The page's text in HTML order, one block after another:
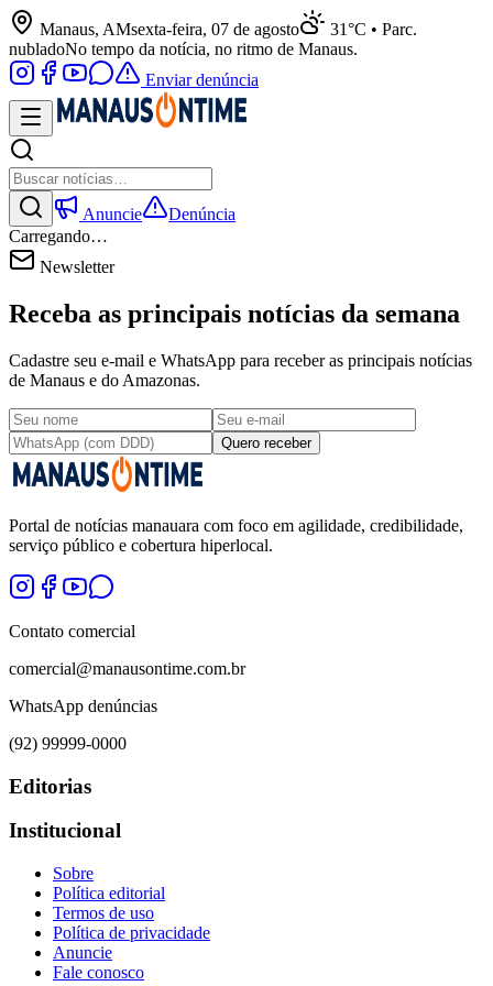
Manaus, AMsexta-feira, 07 de agosto
31°C • Parc.
nubladoNo tempo da notícia, no ritmo de Manaus.
Enviar denúncia
Anuncie
Denúncia
Carregando…
Newsletter
Receba as principais notícias da semana
Cadastre seu e-mail e WhatsApp para receber as principais notícias
de Manaus e do Amazonas.
Quero receber
Portal de notícias manauara com foco em agilidade, credibilidade,
serviço público e cobertura hiperlocal.
Contato comercial
comercial@manausontime.com.br
WhatsApp denúncias
(92) 99999-0000
Editorias
Institucional
Sobre
Política editorial
Termos de uso
Política de privacidade
Anuncie
Fale conosco